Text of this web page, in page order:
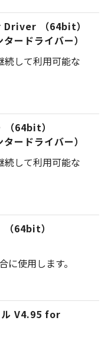
（64bit）
ードライバー）
続して利用可能な
（64bit）
ードライバー）
続して利用可能な
64bit）
に使用します。
ル V4.95 for